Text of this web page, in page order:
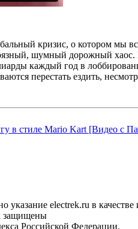
кризис, о котором мы
шумный дорожный
каждый год в
перестать ездить,
в стиле Mario Kart [Видео с
указание electrek.ru в качестве
защищены
Российской Федерации.